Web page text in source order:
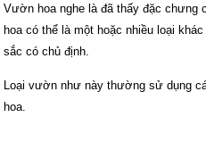
Vườn hoa nghe là đã thấy đặc chưng
hoa có thể là một hoặc nhiều loại
sắc có chủ định.
Loại vườn như này thường sử dụng
hoa.